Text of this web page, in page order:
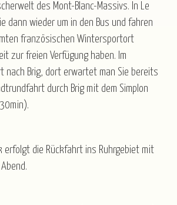
des Mont-Blanc-Massivs. In Le
dann wieder um in den Bus und fahren
französischen Wintersportort
zur freien Verfügung haben. Im
nach Brig, dort erwartet man Sie bereits
durch Brig mit dem Simplon
erfolgt die Rückfahrt ins Ruhrgebiet mit